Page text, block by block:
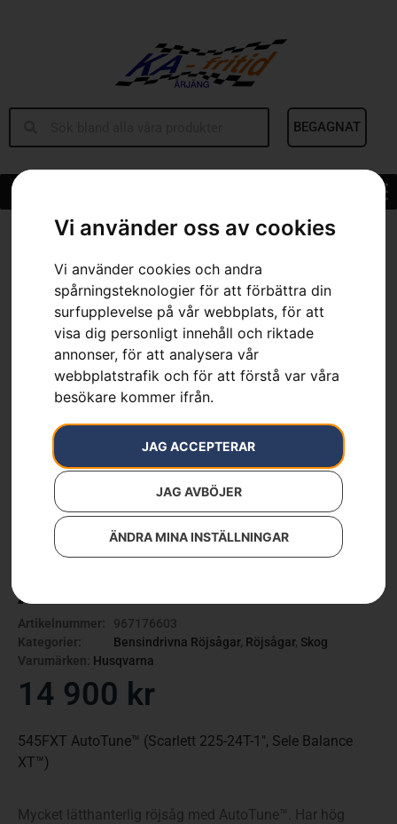
Vi använder oss av cookies
Vi använder cookies och andra
spårningsteknologier för att förbättra din
surfupplevelse på vår webbplats, för att
visa dig personligt innehåll och riktade
annonser, för att analysera vår
webbplatstrafik och för att förstå var våra
besökare kommer ifrån.
JAG ACCEPTERAR
JAG AVBÖJER
ÄNDRA MINA INSTÄLLNINGAR
BEGAGNAT
»Sortiment»HUSQVARNA 545FXT AutoTune™
HUSQVARNA 545FXT
AutoTune™
Artikelnummer:
967176603
Kategorier:
Bensindrivna Röjsågar, Röjsågar, Skog
Varumärken Husqvarna
14 900 kr
545FXT AutoTune™ (Scarlett 225-24T-1″, Sele Balance
XT™)
Mycket lätthanterlig röjsåg med AutoTune™. Har hög